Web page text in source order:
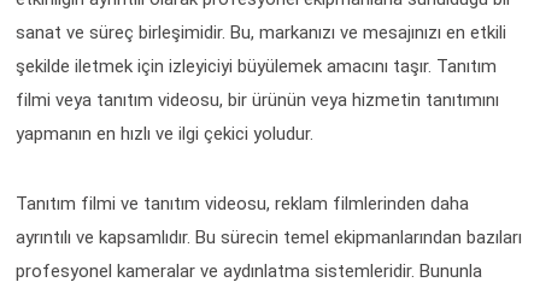
sanat ve süreç birleşimidir. Bu, markanızı ve mesajınızı en etkili
şekilde iletmek için izleyiciyi büyülemek amacını taşır. Tanıtım
filmi veya tanıtım videosu, bir ürünün veya hizmetin tanıtımını
yapmanın en hızlı ve ilgi çekici yoludur.
Tanıtım filmi ve tanıtım videosu, reklam filmlerinden daha
ayrıntılı ve kapsamlıdır. Bu sürecin temel ekipmanlarından bazıları
profesyonel kameralar ve aydınlatma sistemleridir. Bununla